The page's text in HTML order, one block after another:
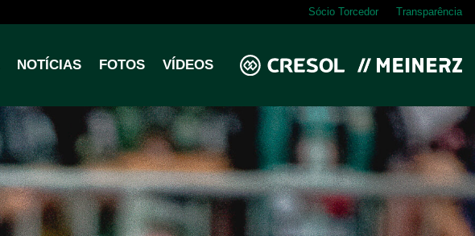
Sócio Torcedor Transparência
NOTÍCIAS FOTOS VÍDEOS